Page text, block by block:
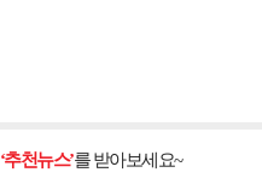
‘추천뉴스’를 받아보세요~